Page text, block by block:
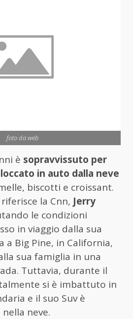
foto da web
è sopravvissuto per
in auto dalla neve
biscotti e croissant.
la Cnn, Jerry
le condizioni
in viaggio dalla sua
a Big Pine, in California,
sua famiglia in una
Tuttavia, durante il
si è imbattuto in
e il suo Suv è
neve.